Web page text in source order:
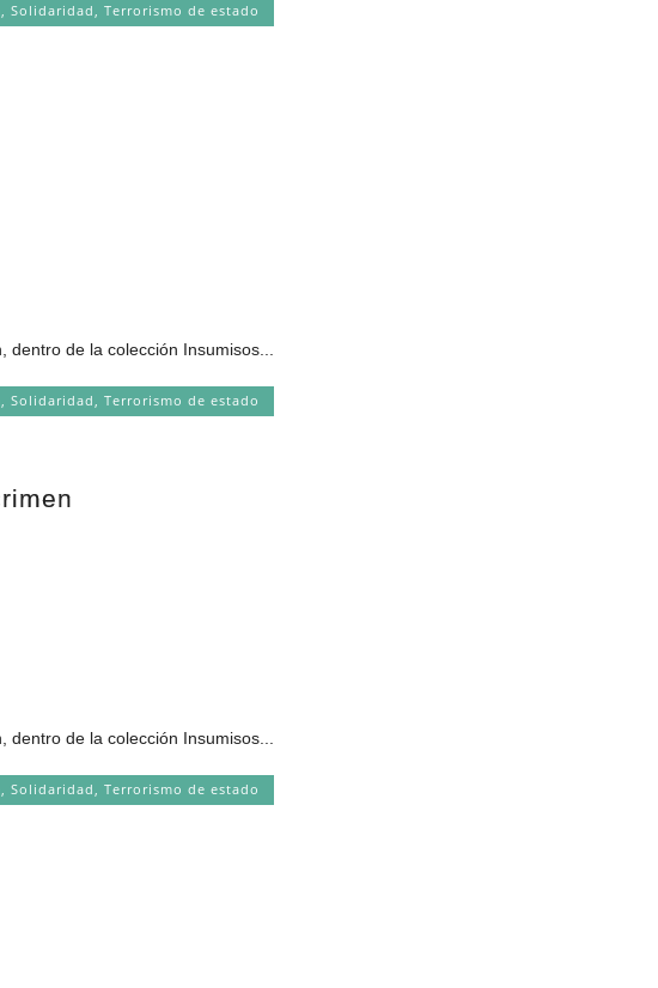
,Solidaridad,Terrorismo de estado
dentro de la colección Insumisos...
,Solidaridad,Terrorismo de estado
dentro de la colección Insumisos...
,Solidaridad,Terrorismo de estado